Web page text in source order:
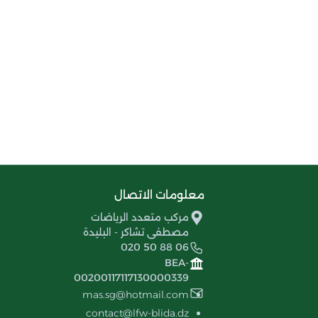
معلومات الاتصال
مركب متعدد الرياضات
مصطفى تشاكر - البليدة
020 50 88 06
BEA-
00200117117130000339
mas.sg@hotmail.com
contact@lfw-blida.dz